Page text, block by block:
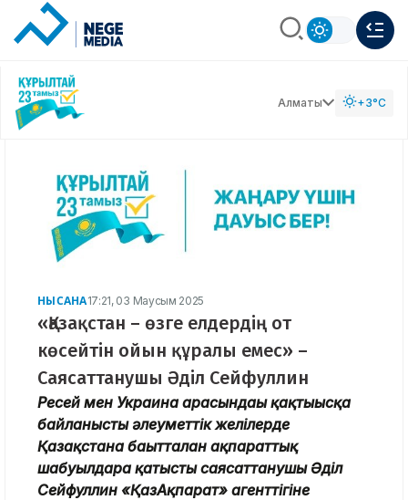
Алматы +3°C
НЫСАНА17:21, 03 Маусым 2025
«Қазақстан – өзге елдердің от
көсейтін ойын құралы емес» –
Саясаттанушы Әділ Сейфуллин
Ресей мен Украина арасындағы қақтығысқа
байланысты әлеуметтік желілерде
Қазақстанға бағытталған ақпараттық
шабуылдарға қатысты саясаттанушы Әділ
Сейфуллин «ҚазАқпарат» агенттігіне